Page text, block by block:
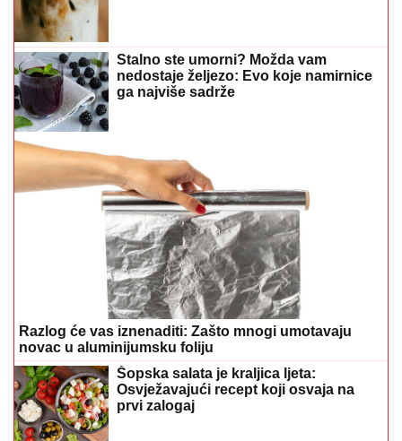
Stalno ste umorni? Možda vam
nedostaje željezo: Evo koje namirnice
ga najviše sadrže
Razlog će vas iznenaditi: Zašto mnogi umotavaju
novac u aluminijumsku foliju
Šopska salata je kraljica ljeta:
Osvježavajući recept koji osvaja na
prvi zalogaj